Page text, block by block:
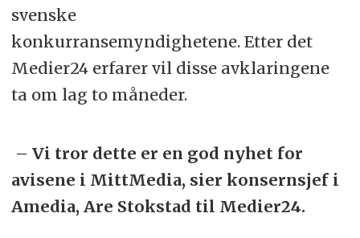
svenske
konkurransemyndighetene. Etter det
Medier24 erfarer vil disse avklaringene
ta om lag to måneder.
– Vi tror dette er en god nyhet for
avisene i MittMedia, sier konsernsjef i
Amedia, Are Stokstad til Medier24.